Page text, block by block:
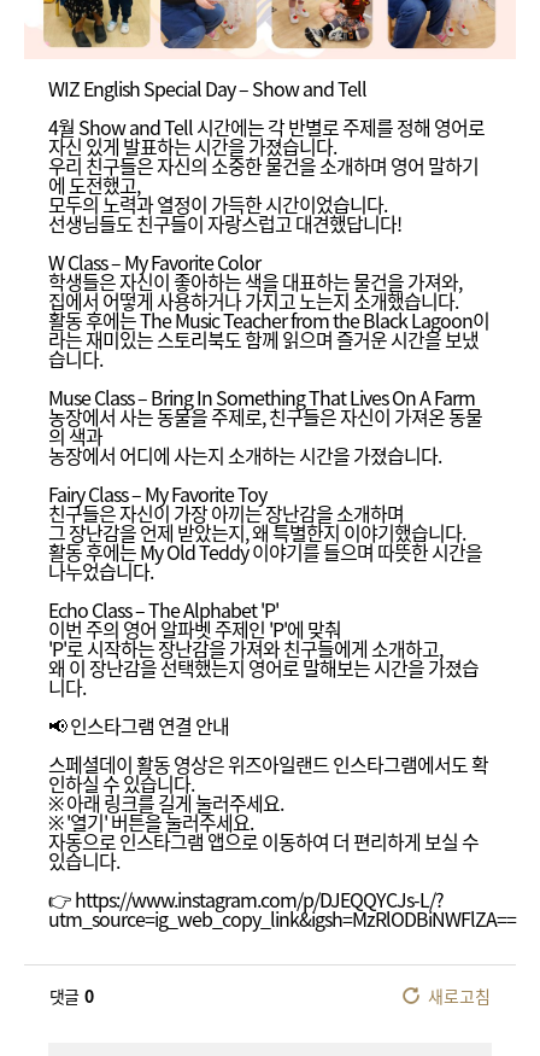
WIZ English Special Day – Show and Tell
4월 Show and Tell 시간에는 각 반별로 주제를 정해 영어로
자신 있게 발표하는 시간을 가졌습니다.
우리 친구들은 자신의 소중한 물건을 소개하며 영어 말하기
에 도전했고,
모두의 노력과 열정이 가득한 시간이었습니다.
선생님들도 친구들이 자랑스럽고 대견했답니다!
W Class – My Favorite Color
학생들은 자신이 좋아하는 색을 대표하는 물건을 가져와,
집에서 어떻게 사용하거나 가지고 노는지 소개했습니다.
활동 후에는 The Music Teacher from the Black Lagoon이
라는 재미있는 스토리북도 함께 읽으며 즐거운 시간을 보냈
습니다.
Muse Class – Bring In Something That Lives On A Farm
농장에서 사는 동물을 주제로, 친구들은 자신이 가져온 동물
의 색과
농장에서 어디에 사는지 소개하는 시간을 가졌습니다.
Fairy Class – My Favorite Toy
친구들은 자신이 가장 아끼는 장난감을 소개하며
그 장난감을 언제 받았는지, 왜 특별한지 이야기했습니다.
활동 후에는 My Old Teddy 이야기를 들으며 따뜻한 시간을
나누었습니다.
Echo Class – The Alphabet 'P'
이번 주의 영어 알파벳 주제인 'P'에 맞춰
'P'로 시작하는 장난감을 가져와 친구들에게 소개하고,
왜 이 장난감을 선택했는지 영어로 말해보는 시간을 가졌습
니다.
📢 인스타그램 연결 안내
스페셜데이 활동 영상은 위즈아일랜드 인스타그램에서도 확
인하실 수 있습니다.
※ 아래 링크를 길게 눌러주세요.
※ '열기' 버튼을 눌러주세요.
자동으로 인스타그램 앱으로 이동하여 더 편리하게 보실 수
있습니다.
👉 https://www.instagram.com/p/DJEQQYCJs-L/?
utm_source=ig_web_copy_link&igsh=MzRlODBiNWFlZA==
댓글 0 새로고침